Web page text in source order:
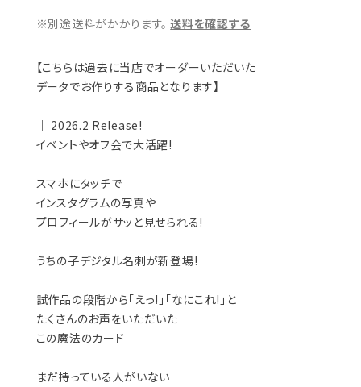
※別途送料がかかります。 送料を確認する
【こちらは過去に当店でオーダーいただいた
データでお作りする商品となります】
｜ 2026.2 Release! ｜
イベントやオフ会で大活躍!
スマホにタッチで
インスタグラムの写真や
プロフィールがサッと見せられる!
うちの子デジタル名刺が新登場!
試作品の段階から「えっ!」「なにこれ!」と
たくさんのお声をいただいた
この魔法のカード
まだ持っている人がいない